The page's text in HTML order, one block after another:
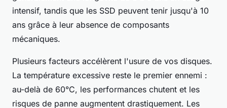
intensif, tandis que les SSD peuvent tenir jusqu'à 10
ans grâce à leur absence de composants
mécaniques.
Plusieurs facteurs accélèrent l'usure de vos disques.
La température excessive reste le premier ennemi :
au-delà de 60°C, les performances chutent et les
risques de panne augmentent drastiquement. Les